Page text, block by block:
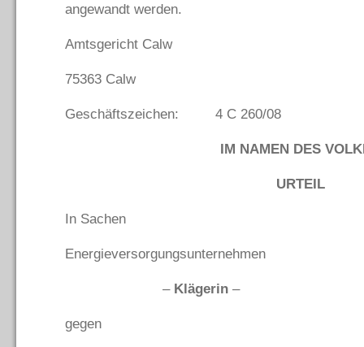
angewandt werden.
Amtsgericht Calw
75363 Calw
Geschäftszeichen: 4 C 260/08
IM NAMEN DES
URTEIL
In Sachen
Energieversorgungsunternehmen
– Klägerin –
gegen